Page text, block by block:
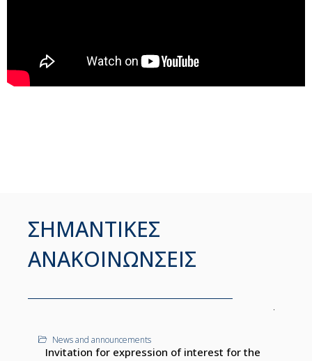
ΣΗΜΑΝΤΙΚΕΣ
ΑΝΑΚΟΙΝΩΝΣΕΙΣ
News and announcements
Invitation for expression of interest for the